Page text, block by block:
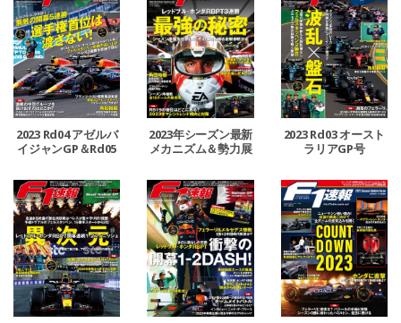
2023 Rd04 アゼルバ
イジャンGP＆Rd05
2023年シーズン最新
メカニズム＆勢力展
望号
2023 Rd03 オースト
ラリアGP号